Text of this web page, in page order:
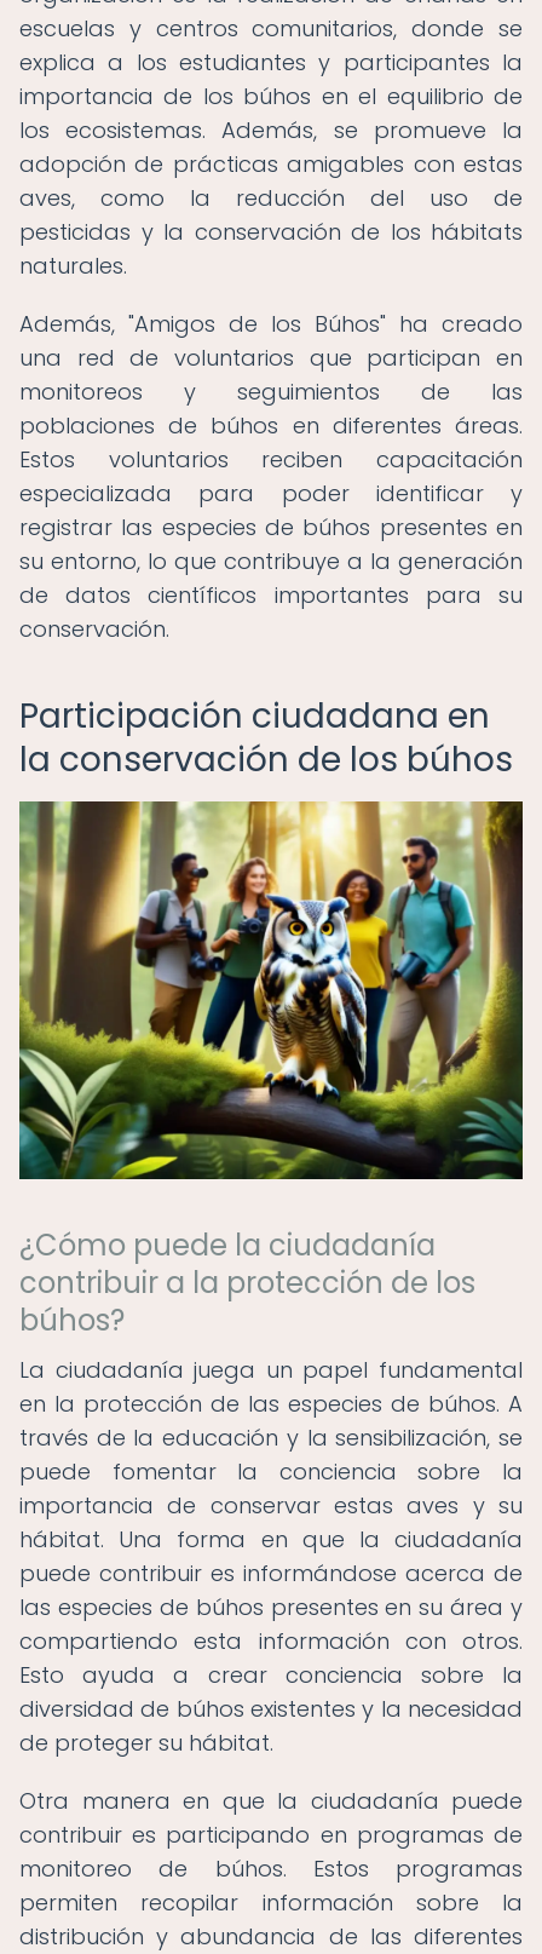
escuelas y centros comunitarios, donde se
explica a los estudiantes y participantes la
importancia de los búhos en el equilibrio de
los ecosistemas. Además, se promueve la
adopción de prácticas amigables con estas
aves, como la reducción del uso de
pesticidas y la conservación de los hábitats
naturales.
Además, "Amigos de los Búhos" ha creado
una red de voluntarios que participan en
monitoreos y seguimientos de las
poblaciones de búhos en diferentes áreas.
Estos voluntarios reciben capacitación
especializada para poder identificar y
registrar las especies de búhos presentes en
su entorno, lo que contribuye a la generación
de datos científicos importantes para su
conservación.
Participación ciudadana en
la conservación de los búhos
¿Cómo puede la ciudadanía
contribuir a la protección de los
búhos?
La ciudadanía juega un papel fundamental
en la protección de las especies de búhos. A
través de la educación y la sensibilización, se
puede fomentar la conciencia sobre la
importancia de conservar estas aves y su
hábitat. Una forma en que la ciudadanía
puede contribuir es informándose acerca de
las especies de búhos presentes en su área y
compartiendo esta información con otros.
Esto ayuda a crear conciencia sobre la
diversidad de búhos existentes y la necesidad
de proteger su hábitat.
Otra manera en que la ciudadanía puede
contribuir es participando en programas de
monitoreo de búhos. Estos programas
permiten recopilar información sobre la
distribución y abundancia de las diferentes